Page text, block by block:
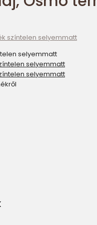
színtelen selyemmatt
selyemmatt